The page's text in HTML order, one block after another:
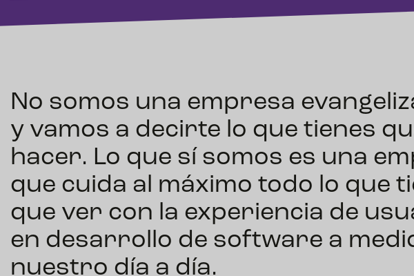
No somos una empresa
y vamos a decirte lo que tienes
hacer. Lo que sí somos es una
que cuida al máximo todo lo que
que ver con la experiencia de
en desarrollo de software a
nuestro día a día.